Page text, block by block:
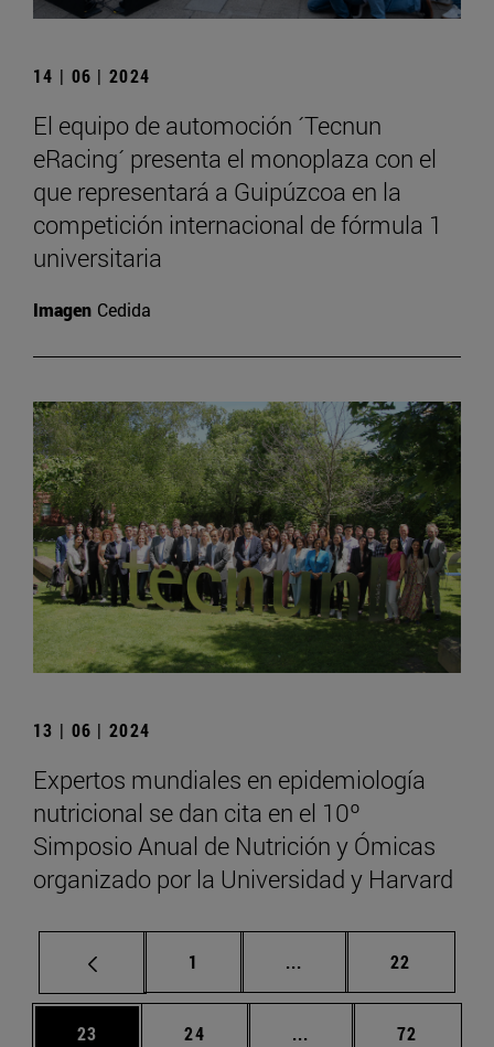
14 | 06 | 2024
El equipo de automoción ´Tecnun
eRacing´ presenta el monoplaza con el
que representará a Guipúzcoa en la
competición internacional de fórmula 1
universitaria
Imagen Cedida
13 | 06 | 2024
Expertos mundiales en epidemiología
nutricional se dan cita en el 10º
Simposio Anual de Nutrición y Ómicas
organizado por la Universidad y Harvard
Página
1 ... Páginas intermedias
Página
22
Página
23 Página
24 ... Páginas intermedias
Página
72